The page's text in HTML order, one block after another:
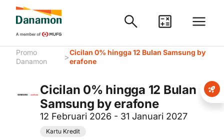
Promo
Danamon
>Cicilan 0% hingga 12 Bulan Samsung by
erafone
Cicilan 0% hingga 12 Bulan
Samsung by erafone
12 Februari 2026 - 31 Januari 2027
Kartu Kredit